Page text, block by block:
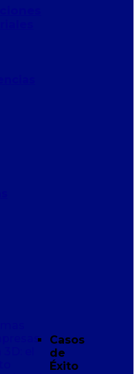
Casos
de
Éxito